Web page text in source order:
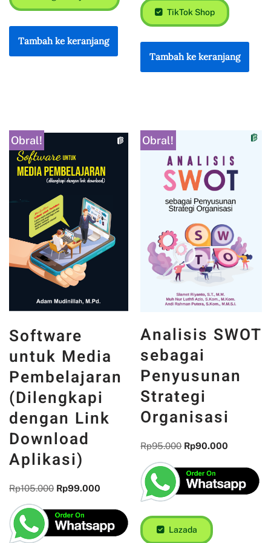
Tambah ke keranjang
TikTok Shop
Tambah ke keranjang
Obral!
Software
untuk Media
Pembelajaran
(Dilengkapi
dengan Link
Download
Aplikasi)
Rp105.000 Rp99.000
Obral!
Analisis SWOT
sebagai
Penyusunan
Strategi
Organisasi
Rp95.000 Rp90.000
Lazada